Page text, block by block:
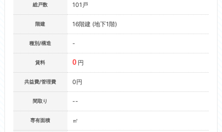
総戸数 101戸
階建 16階建 (地下1階)
種別/構造 -
賃料 0 円
共益費/管理費 0円
間取り --
専有面積 ㎡